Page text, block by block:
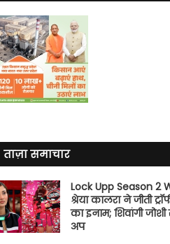
ताज़ा समाचार
Lock Upp Season 2
श्रेया कालरा ने जीती
का इनाम; शिवांगी जोशी
अप